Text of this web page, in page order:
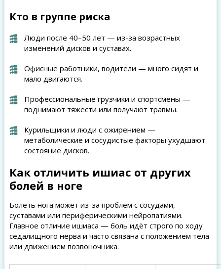
Кто в группе риска
Люди после 40–50 лет — из-за возрастных
изменений дисков и суставах.
Офисные работники, водители — много сидят и
мало двигаются.
Профессиональные грузчики и спортсмены —
поднимают тяжести или получают травмы.
Курильщики и люди с ожирением —
метаболические и сосудистые факторы ухудшают
состояние дисков.
Как отличить ишиас от других
болей в ноге
Болеть нога может из-за проблем с сосудами,
суставами или периферическими нейропатиями.
Главное отличие ишиаса — боль идёт строго по ходу
седалищного нерва и часто связана с положением тела
или движением позвоночника.